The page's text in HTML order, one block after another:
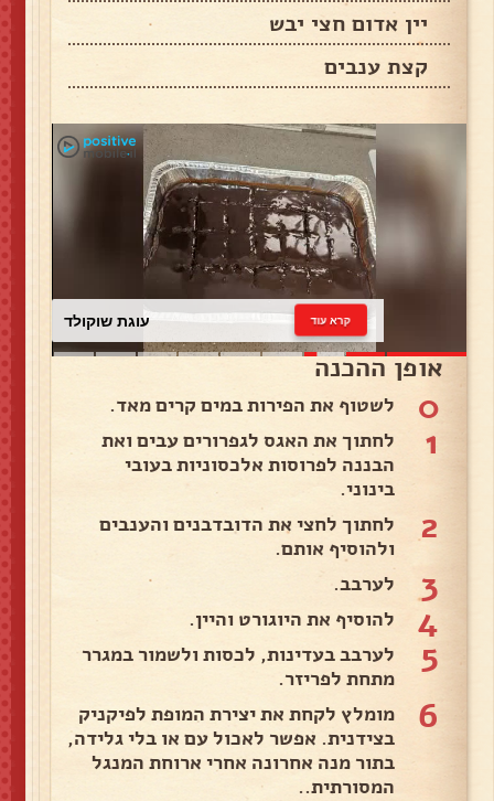
יין אדום חצי יבש
קצת ענבים
עוגת שוקולד קרא עוד
אופן ההכנה
0 לשטוף את הפירות במים קרים מאד.
1
לחתוך את האגס לגפרורים עבים ואת
הבננה לפרוסות אלכסוניות בעובי
בינוני.
2
לחתוך לחצי את הדובדבנים והענבים
ולהוסיף אותם.
3 לערבב.
4 להוסיף את היוגורט והיין.
5
לערבב בעדינות, לכסות ולשמור במגרר
מתחת לפריזר.
6
מומלץ לקחת את יצירת המופת לפיקניק
בצידנית. אפשר לאכול עם או בלי גלידה,
בתור מנה אחרונה אחרי ארוחת המנגל
המסורתית..